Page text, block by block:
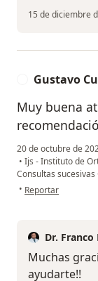
15 de diciembre
Gustavo
Muy buena
20 de octubre de
• Ijs - Instituto de
Consultas
• en opinión del
Reportar
Dr. Franco
Muchas
ayudarte!!